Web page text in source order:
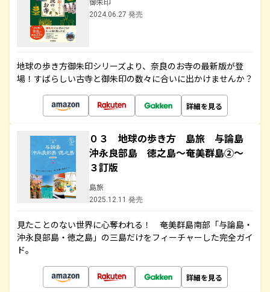
2024.06.27 発売
地球の歩き方御朱印シリーズより、奈良のお寺の最新版が登
場！すばらしい古寺と御朱印の数々に合いに出かけませんか？
詳細を見る
０３ 地球の歩き方 島旅 与論島
沖永良部島 徳之島～奄美群島②～
３訂版
島旅
2025.12.11 発売
見たことのない世界に心奪われる！ 奄美群島南部「与論島・
沖永良部島・徳之島」の三島だけをフィーチャーした完全ガイ
ド。
詳細を見る